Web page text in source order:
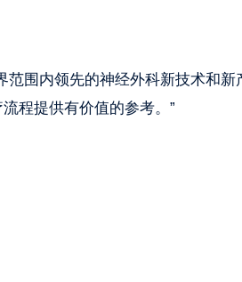
围内领先的神经外科新技术和新
程提供有价值的参考。”